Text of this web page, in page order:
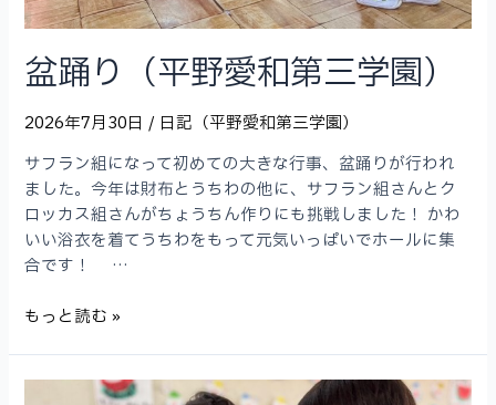
盆踊り（平野愛和第三学園）
2026年7月30日/ 日記（平野愛和第三学園）
サフラン組になって初めての大きな行事、盆踊りが行われ
ました。今年は財布とうちわの他に、サフラン組さんとク
ロッカス組さんがちょうちん作りにも挑戦しました！ かわ
いい浴衣を着てうちわをもって元気いっぱいでホールに集
合です！ …
盆
もっと読む »